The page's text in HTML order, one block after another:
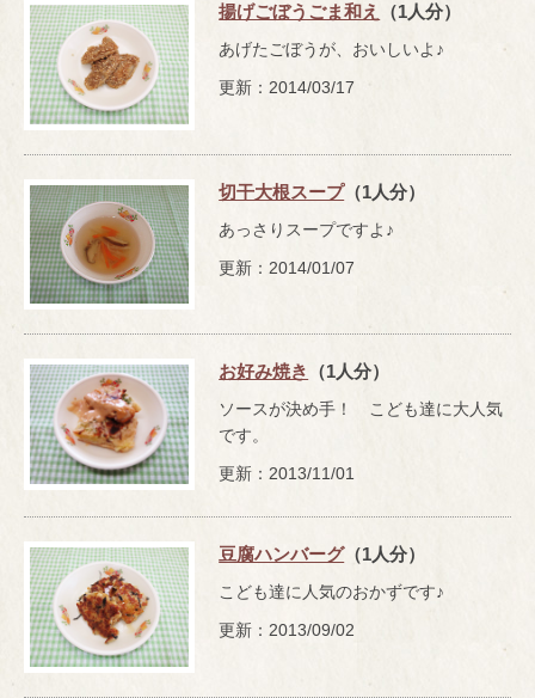
揚げごぼうごま和え （1人分）
あげたごぼうが、おいしいよ♪
更新：2014/03/17
切干大根スープ（1人分）
あっさりスープですよ♪
更新：2014/01/07
お好み焼き （1人分）
ソースが決め手！ こども達に大人気
です。
更新：2013/11/01
豆腐ハンバーグ（1人分）
こども達に人気のおかずです♪
更新：2013/09/02